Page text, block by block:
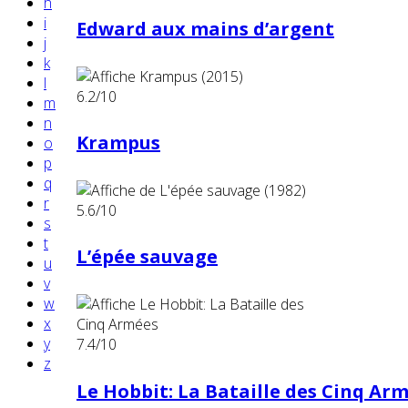
i
j
k
l
m
n
o
p
q
r
s
t
u
v
w
x
y
z
Edward aux mains d’argent
6.2/10
Krampus
5.6/10
L’épée sauvage
7.4/10
Le Hobbit: La Bataille des Cinq